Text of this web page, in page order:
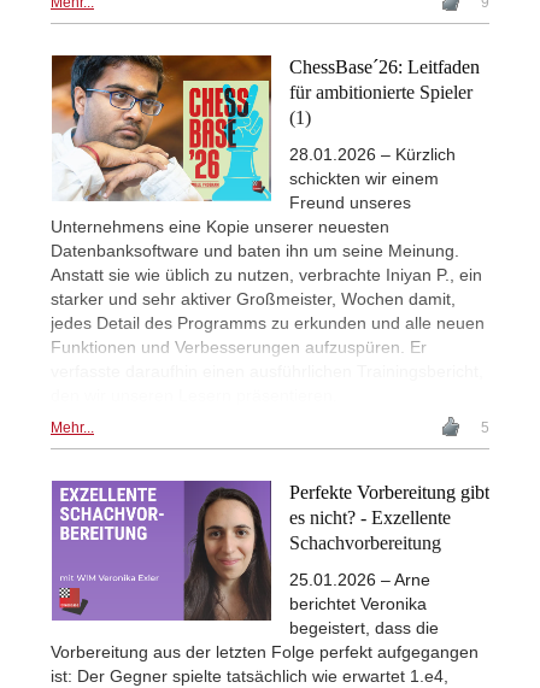
ChessBase´26: Leitfaden
für ambitionierte Spieler
(1)
28.01.2026 – Kürzlich
schickten wir einem
Freund unseres
Unternehmens eine Kopie unserer neuesten
Datenbanksoftware und baten ihn um seine Meinung.
Anstatt sie wie üblich zu nutzen, verbrachte Iniyan P., ein
starker und sehr aktiver Großmeister, Wochen damit,
jedes Detail des Programms zu erkunden und alle neuen
Funktionen und Verbesserungen aufzuspüren. Er
Mehr... 5
Perfekte Vorbereitung gibt
es nicht? - Exzellente
Schachvorbereitung
25.01.2026 – Arne
berichtet Veronika
begeistert, dass die
Vorbereitung aus der letzten Folge perfekt aufgegangen
ist: Der Gegner spielte tatsächlich wie erwartet 1.e4,